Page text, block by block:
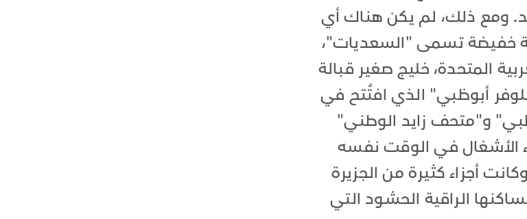
ومع ذلك، لم يكن هناك أي
خفيضة تسمى "السعديات"،
المتحدة، خليج صغير قبالة
أبوظبي" الذي افتُتح في
و"متحف زايد الوطني"
الأشغال في الوقت نفسه
أجزاء كثيرة من الجزيرة
الراقية الحشود التي